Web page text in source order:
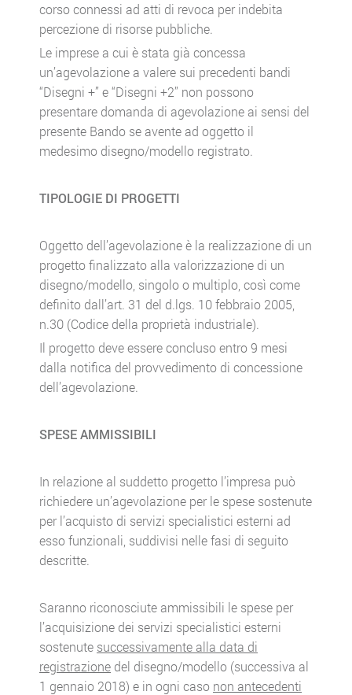
corso connessi ad atti di revoca per indebita
percezione di risorse pubbliche.
Le imprese a cui è stata già concessa
un’agevolazione a valere sui precedenti bandi
“Disegni +” e “Disegni +2” non possono
presentare domanda di agevolazione ai sensi del
presente Bando se avente ad oggetto il
medesimo disegno/modello registrato.
TIPOLOGIE DI PROGETTI
Oggetto dell’agevolazione è la realizzazione di un
progetto finalizzato alla valorizzazione di un
disegno/modello, singolo o multiplo, così come
definito dall’art. 31 del d.lgs. 10 febbraio 2005,
n.30 (Codice della proprietà industriale).
Il progetto deve essere concluso entro 9 mesi
dalla notifica del provvedimento di concessione
dell’agevolazione.
SPESE AMMISSIBILI
In relazione al suddetto progetto l’impresa può
richiedere un’agevolazione per le spese sostenute
per l’acquisto di servizi specialistici esterni ad
esso funzionali, suddivisi nelle fasi di seguito
descritte.
Saranno riconosciute ammissibili le spese per
l’acquisizione dei servizi specialistici esterni
sostenute successivamente alla data di
registrazione del disegno/modello (successiva al
1 gennaio 2018) e in ogni caso non antecedenti